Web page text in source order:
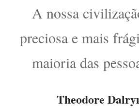
A nossa
preciosa e mais
maioria das
Theodore